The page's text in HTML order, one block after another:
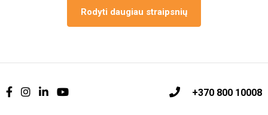
Rodyti daugiau straipsnių
+370 800 10008